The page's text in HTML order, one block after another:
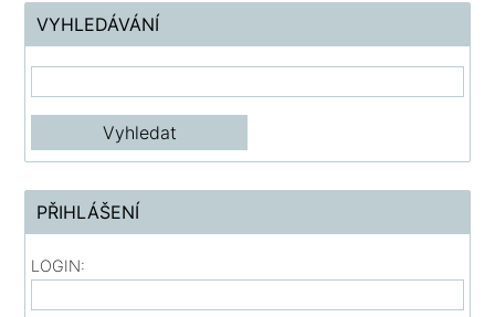
VYHLEDÁVÁNÍ
PŘIHLÁŠENÍ
LOGIN: